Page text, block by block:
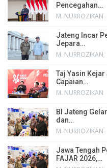
Pencegahan…
M. NURROZIKAN
Jateng Incar
Jepara…
M. NURROZIKAN
Taj Yasin
Capaian…
M. NURROZIKAN
BI Jateng
dan…
M. NURROZIKAN
Jawa Tengah
FAJAR 2026,…